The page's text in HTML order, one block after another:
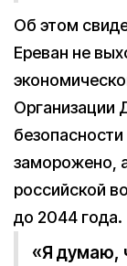
Об этом
Ереван не
Организации
заморожено,
российской
до 2044 года.
«Я думаю,